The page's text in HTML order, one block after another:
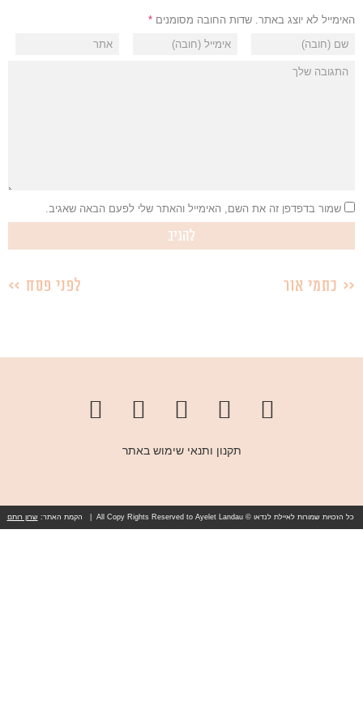
האימייל לא יוצג באתר. שדות החובה מסומנים *
שמור בדפדפן זה את השם, האימייל והאתר שלי לפעם הבאה שאגיב.
כתמי אור לפני פסח
תקנון ותנאי שימוש באתר
כל הזכויות שמורות לאיילת לנדאו © All Copy Rights Reserved to Ayelet Landau | הקמת האתר: שרון רותם